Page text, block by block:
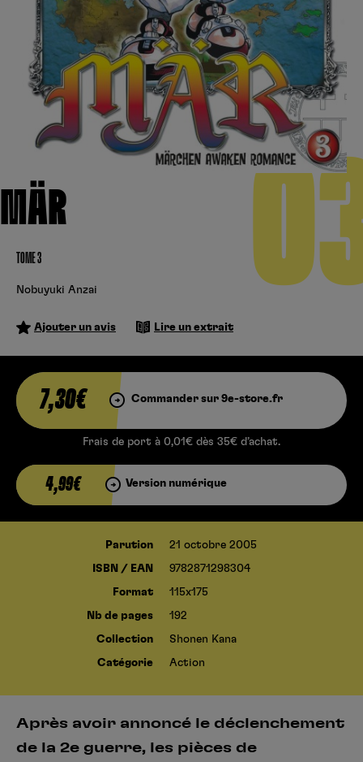
MÄR
TOME 3
Nobuyuki Anzai
Ajouter un avis Lire un extrait
7,30€ Commander sur 9e-store.fr
Frais de port à 0,01€ dès 35€ d’achat.
4,99€ Version numérique
Parution 21 octobre 2005
ISBN / EAN 9782871298304
Format 115x175
Nb de pages 192
Collection Shonen Kana
Catégorie Action
Après avoir annoncé le déclenchement
de la 2e guerre, les pièces de
Cultura Fnac
Kobo
Se connecter S’inscrire
Hunter x Hunter
Fire Force
Black Butler